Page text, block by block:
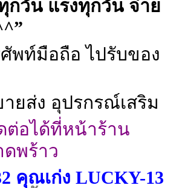
กวัน แรงทุกวัน จ่าย
พท์มือถือ ไปรับของ
ยส่ง อุปรกรณ์เสริม
ต่อได้ที่หน้าร้าน
ดพร้าว
คุณเก่ง LUCKY-13